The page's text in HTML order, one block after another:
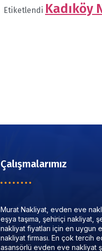
Etiketlendi Kadıköy
Çalışmalarımız
Murat Nakliyat, evden eve
eşya taşıma, şehiriçi nakliyat,
nakliyat fiyatları için en uygun
nakliyat firması. En çok tercih
asansörlü evden eve nakliyat